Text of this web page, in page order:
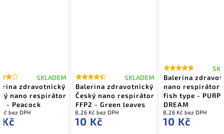
zdravotnický
nano respirátor
- Peacock
SKLADEM
bez DPH
Balerina zdravotnický
Český nano respirátor
FFP2 - Green leaves
SKLADEM
8,26 Kč bez DPH
10 Kč
Balerina
nano respirátor
fish type -
DREAM
8,26 Kč bez DPH
10 Kč